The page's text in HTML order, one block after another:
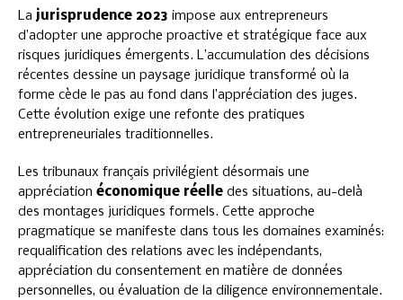
Lajurisprudence 2023 impose aux entrepreneurs
d’adopter une approche proactive et stratégique face aux
risques juridiques émergents. L’accumulation des décisions
récentes dessine un paysage juridique transformé où la
forme cède le pas au fond dans l’appréciation des juges.
Cette évolution exige une refonte des pratiques
entrepreneuriales traditionnelles.
Les tribunaux français privilégient désormais une
appréciation économique réelle des situations, au-delà
des montages juridiques formels. Cette approche
pragmatique se manifeste dans tous les domaines examinés:
requalification des relations avec les indépendants,
appréciation du consentement en matière de données
personnelles, ou évaluation de la diligence environnementale.